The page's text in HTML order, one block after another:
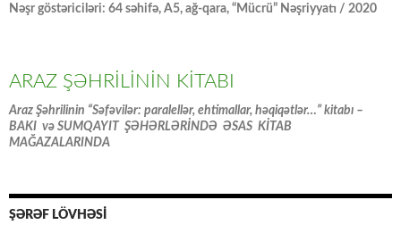
Nəşr göstəriciləri: 64 səhifə, A5, ağ-qara, “Mücrü” Nəşriyyatı / 2020
ARAZ ŞƏHRİLİNİN KİTABI
Araz Şəhrilinin “Səfəvilər: paralellər, ehtimallar, həqiqətlər…” kitabı –
BAKI və SUMQAYIT ŞƏHƏRLƏRİNDƏ ƏSAS KİTAB
MAĞAZALARINDA
ŞƏRƏF LÖVHƏSİ